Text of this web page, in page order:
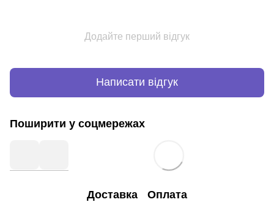
Додайте перший відгук
Написати відгук
Поширити у соцмережах
Доставка Оплата